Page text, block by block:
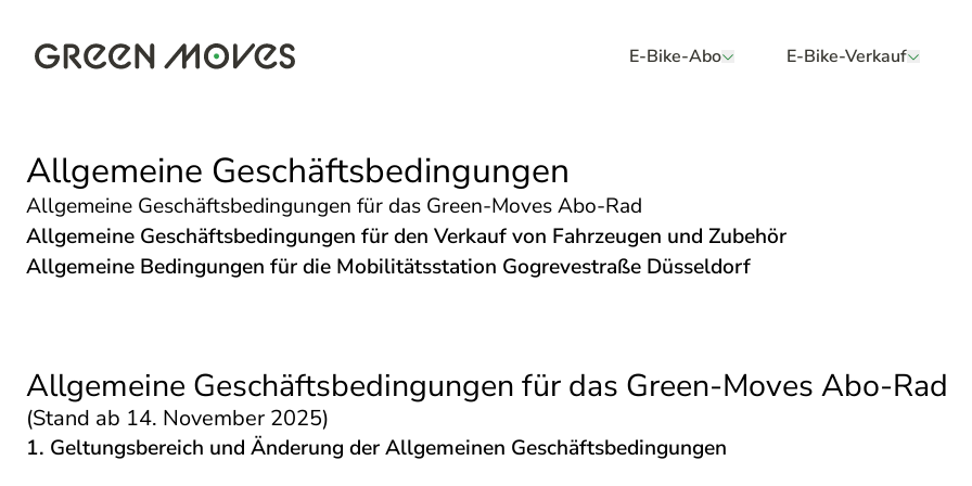
Inhalt
springen
E-Bike-Abo E-Bike-Verkauf
Allgemeine Geschäftsbedingungen
Allgemeine Geschäftsbedingungen für das Green-Moves Abo-Rad
Allgemeine Geschäftsbedingungen für den Verkauf von Fahrzeugen und Zubehör
Allgemeine Bedingungen für die Mobilitätsstation Gogrevestraße Düsseldorf
Allgemeine Geschäftsbedingungen für das Green-Moves Abo-Rad
(Stand ab 14. November 2025)
1. Geltungsbereich und Änderung der Allgemeinen Geschäftsbedingungen